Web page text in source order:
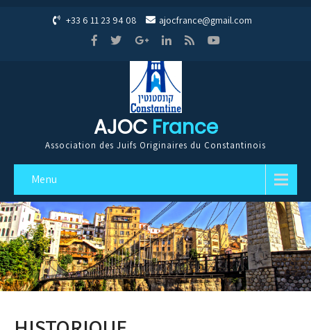
+33 6 11 23 94 08 ajocfrance@gmail.com
AJOC France
Association des Juifs Originaires du Constantinois
Menu